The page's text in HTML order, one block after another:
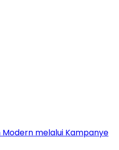
Modern melalui Kampanye